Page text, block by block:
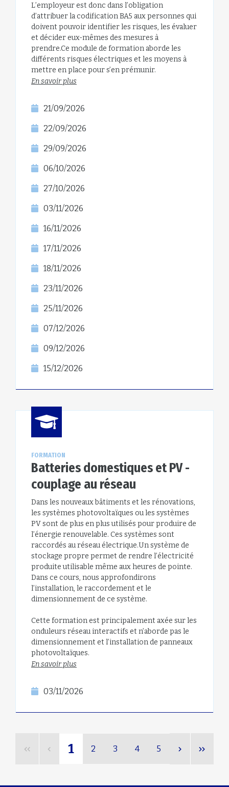
L’employeur est donc dans l’obligation
d’attribuer la codification BA5 aux personnes qui
doivent pouvoir identifier les risques, les évaluer
et décider eux-mêmes des mesures à
prendre.Ce module de formation aborde les
différents risques électriques et les moyens à
mettre en place pour s’en prémunir.
En savoir plus
21/09/2026
22/09/2026
29/09/2026
06/10/2026
27/10/2026
03/11/2026
16/11/2026
17/11/2026
18/11/2026
23/11/2026
25/11/2026
07/12/2026
09/12/2026
15/12/2026
FORMATION
Batteries domestiques et PV -
couplage au réseau
Dans les nouveaux bâtiments et les rénovations,
les systèmes photovoltaïques ou les systèmes
PV sont de plus en plus utilisés pour produire de
l’énergie renouvelable. Ces systèmes sont
raccordés au réseau électrique.Un système de
stockage propre permet de rendre l’électricité
produite utilisable même aux heures de pointe.
Dans ce cours, nous approfondirons
l’installation, le raccordement et le
dimensionnement de ce système.
Cette formation est principalement axée sur les
onduleurs réseau interactifs et n’aborde pas le
dimensionnement et l’installation de panneaux
photovoltaïques.
En savoir plus
03/11/2026
1 2 3 4 5